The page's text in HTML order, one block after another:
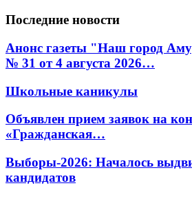
Последние новости
Анонс газеты "Наш город
№ 31 от 4 августа 2026…
Школьные каникулы
Объявлен прием заявок на
«Гражданская…
Выборы-2026: Началось
кандидатов